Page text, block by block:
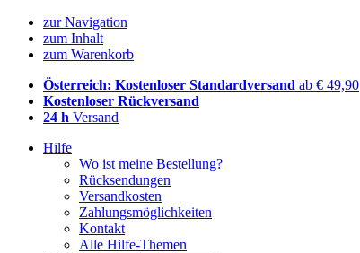
zur Navigation
zum Inhalt
zum Warenkorb
Österreich: Kostenloser Standardversand ab € 49,90
Kostenloser Rückversand
24 h Versand
Hilfe
Wo ist meine Bestellung?
Rücksendungen
Versandkosten
Zahlungsmöglichkeiten
Kontakt
Alle Hilfe-Themen